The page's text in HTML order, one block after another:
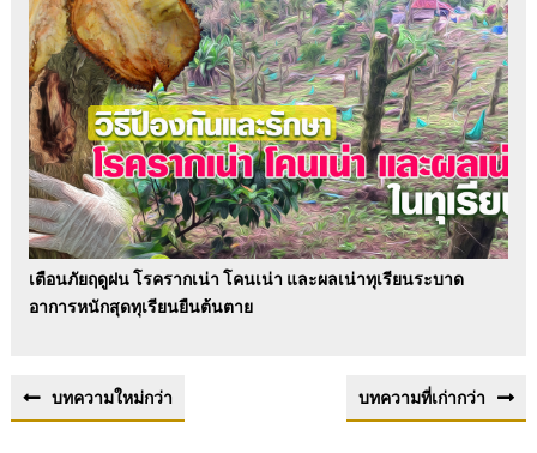
เตือนภัยฤดูฝน โรครากเน่า โคนเน่า และผลเน่าทุเรียนระบาด
อาการหนักสุดทุเรียนยืนต้นตาย
บทความใหม่กว่า บทความที่เก่ากว่า